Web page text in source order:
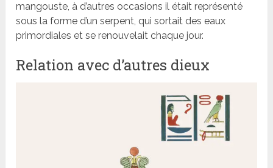
mangouste, à d’autres occasions il était représenté
sous la forme d’un serpent, qui sortait des eaux
primordiales et se renouvelait chaque jour.
Relation avec d’autres dieux